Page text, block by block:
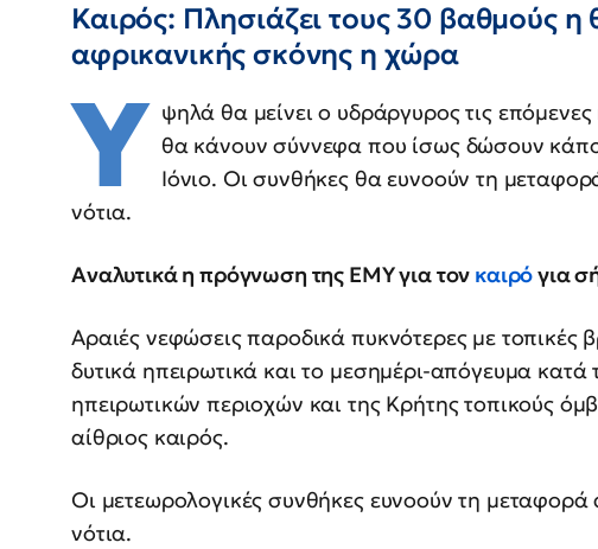
Καιρός: Πλησιάζει τους 30 βαθμούς η
αφρικανικής σκόνης η χώρα
Υ ψηλά θα μείνει ο υδράργυρος τις
θα κάνουν σύννεφα που ίσως δώσουν
Ιόνιο. Οι συνθήκες θα ευνοούν τη
νότια.
Αναλυτικά η πρόγνωση της ΕΜΥ για τον καιρόγια
Αραιές νεφώσεις παροδικά πυκνότερες με τοπικές
δυτικά ηπειρωτικά και το μεσημέρι-απόγευμα
ηπειρωτικών περιοχών και της Κρήτης τοπικούς
αίθριος καιρός.
Οι μετεωρολογικές συνθήκες ευνοούν τη
νότια.